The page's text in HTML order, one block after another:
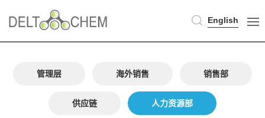
English
管理层 海外销售 销售部
供应链 人力资源部